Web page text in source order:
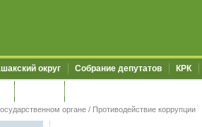
округ Собрание депутатов КРК
органе / Противодействие коррупции